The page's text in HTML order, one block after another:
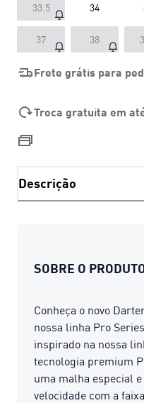
33.5 34
37 38
Frete grátis para
Troca gratuita em
Descrição
SOBRE O
Conheça o novo
nossa linha Pro
inspirado na nossa
tecnologia premium
uma malha especial
velocidade com a